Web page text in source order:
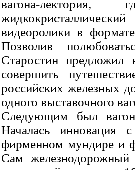
вагона-
видеоролики в
Позволив
Старостин предложил
совершить
российских железных
одного выставочного
Следующим был
Началась инновация
фирменном мундире и
Сам